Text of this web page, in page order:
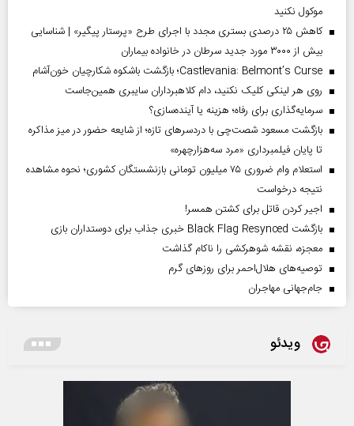
موکول نکنید
کاهش ۲۵ درصدی بستری مجدد با اجرای طرح «پرستار پیگیر» | شناسایی
بیش از ۳۰۰۰ مورد جدید سرطان در خانواده بیماران
Castlevania: Belmont’s Curse؛ بازگشت باشکوه شکارچیان خون‌آشام
روی هر لینکی کلیک نکنید، دام کلاهبرداران سایبری همین‌جاست
سرمایه‌گذاری برای رفاه؛ هزینه یا آینده‌سازی؟
بازگشت مسعود شصت‌چی با دردسر‌های تازه؛ از شایعه حضور در میز مذاکره
تا پایان فیلمبرداری «مرد سه‌هزارچهره»
استعلام وام ضروری ۷۵ میلیون تومانی بازنشستگان کشوری؛ نحوه مشاهده
نتیجه درخواست
اجیر کردن قاتل برای کشتن همسر!
بازگشت Black Flag Resynced خبری جذاب برای دوستداران بازی
معجزه، نقشه شوهرکشی را ناکام گذاشت
توصیه‌های هلال‌احمر برای روز‌های گرم
جام‌جهانی مهاجران
ویدئو